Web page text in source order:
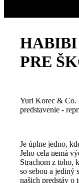
HABIBI
PRE
Yuri Korec & Co.
predstavenie -
Je úplne jedno,
Jeho cela nemá
Strachom z toho,
so sebou a jediný
našich predstáv